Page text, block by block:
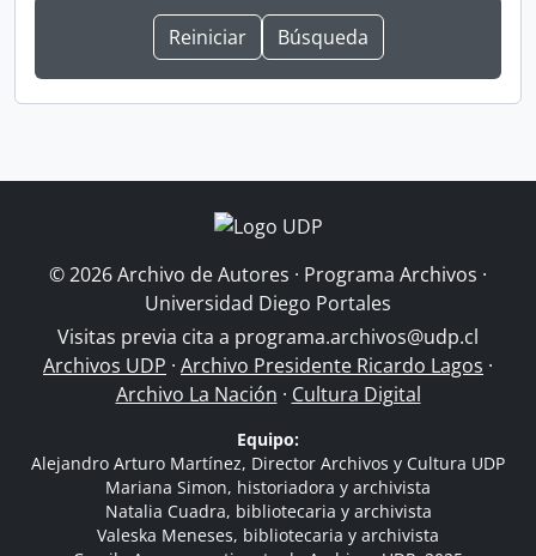
© 2026 Archivo de Autores · Programa Archivos ·
Universidad Diego Portales
Visitas previa cita a programa.archivos@udp.cl
Archivos UDP · Archivo Presidente Ricardo Lagos ·
Archivo La Nación · Cultura Digital
Equipo:
Alejandro Arturo Martínez, Director Archivos y Cultura UDP
Mariana Simon, historiadora y archivista
Natalia Cuadra, bibliotecaria y archivista
Valeska Meneses, bibliotecaria y archivista